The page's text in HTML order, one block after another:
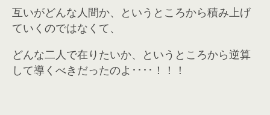
互いがどんな人間か、というところから積み上げ
ていくのではなくて、
どんな二人で在りたいか、というところから逆算
して導くべきだったのよ････！！！